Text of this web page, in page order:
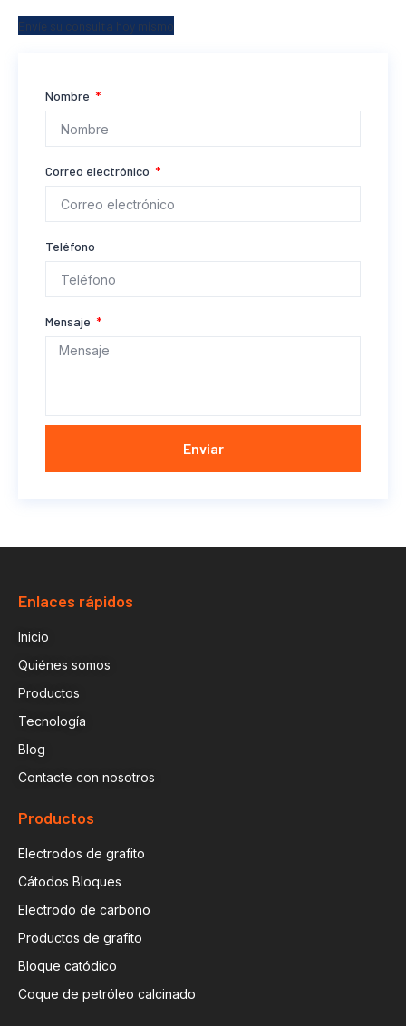
Envíe su consulta hoy mismo
Nombre
Correo electrónico
Teléfono
Mensaje
Enviar
Enlaces rápidos
Inicio
Quiénes somos
Productos
Tecnología
Blog
Contacte con nosotros
Productos
Electrodos de grafito
Cátodos Bloques
Electrodo de carbono
Productos de grafito
Bloque catódico
Coque de petróleo calcinado